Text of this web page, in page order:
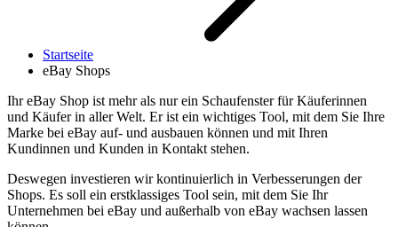
Startseite
eBay Shops
Ihr eBay Shop ist mehr als nur ein Schaufenster für Käuferinnen
und Käufer in aller Welt. Er ist ein wichtiges Tool, mit dem Sie Ihre
Marke bei eBay auf- und ausbauen können und mit Ihren
Kundinnen und Kunden in Kontakt stehen.
Deswegen investieren wir kontinuierlich in Verbesserungen der
Shops. Es soll ein erstklassiges Tool sein, mit dem Sie Ihr
Unternehmen bei eBay und außerhalb von eBay wachsen lassen